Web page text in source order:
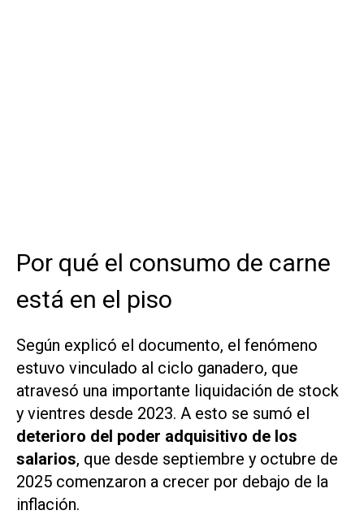
Por qué el consumo de carne
está en el piso
Según explicó el documento, el fenómeno
estuvo vinculado al ciclo ganadero, que
atravesó una importante liquidación de stock
y vientres desde 2023. A esto se sumó el
deterioro del poder adquisitivo de los
salarios, que desde septiembre y octubre de
2025 comenzaron a crecer por debajo de la
inflación.